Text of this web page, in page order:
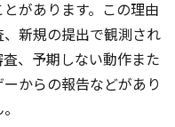
があります。この理由
新規の提出で観測され
、予期しない動作また
からの報告などがあり